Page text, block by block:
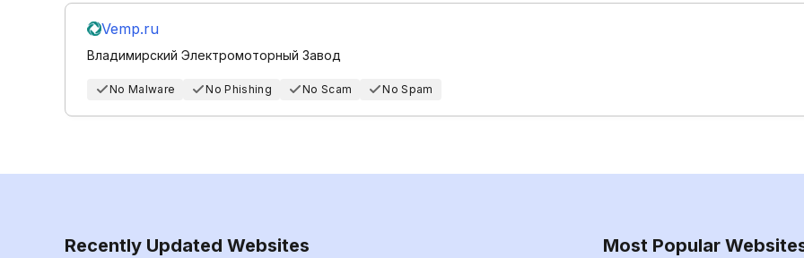
Vemp.ru
Владимирский Электромоторный Завод
No Malware No Phishing No Scam No Spam
Recently Updated Websites Most Popular